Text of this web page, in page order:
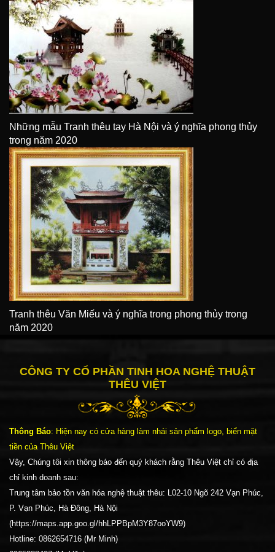
Những mẫu Tranh thêu tay Hà Nội và ý nghĩa phong thủy
trong năm 2020
Tranh thêu Văn Miếu và ý nghĩa trong phong thủy trong
năm 2020
CÔNG TY CỔ PHẦN TINH HOA NGHỆ THUẬT
THÊU VIỆT
Thông Báo: Hiện nay có cửa hàng làm nhái sản phẩm logo, biển mặt
tiền của Thêu Việt
Vậy, Chúng tôi xin thông báo đến quý khách rằng Thêu Việt chỉ có địa
chỉ kinh doanh sau:
Trung tâm bảo tồn văn hóa nghệ thuật thêu: L02-10 Ngõ 242 Vạn Phúc,
P. Vạn Phúc, Hà Đông, Hà Nội
(https://maps.app.goo.gl/hhLPPBpM3Y87ooYW9)
Hotline: 0862654716 (Mr Minh)